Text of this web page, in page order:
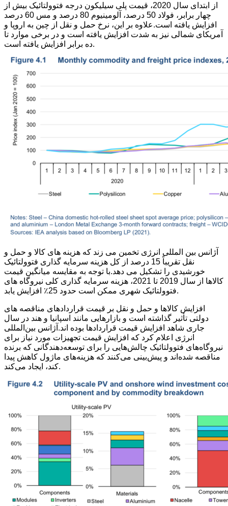
از ابتدای سال 2020، قیمت پلی سیلیکون درجه فتوولتائیک بیش از
چهار برابر، فولاد 50 درصد، آلومینیوم 80 درصد و مس 60 درصد
افزایش یافته است.علاوه بر این، نرخ حمل و نقل از چین به اروپا و
آمریکای شمالی نیز به شدت افزایش یافته است و در برخی موارد تا
ده برابر افزایش یافته است.
آژانس بین المللی انرژی تخمین می زند که هزینه های کالا و حمل و
نقل تقریباً 15 درصد از کل هزینه سرمایه گذاری فتوولتائیک
خورشیدی را تشکیل می دهد.با توجه به مقایسه میانگین قیمت
کالاها از سال 2019 تا 2021، هزینه سرمایه گذاری کلی نیروگاه های
فتوولتائیک شهری ممکن است حدود 25٪ افزایش یابد.
افزایش کالاها و حمل و نقل بر قیمت قراردادهای مناقصه های
دولتی تأثیر گذاشته است و بازارهایی مانند اسپانیا و هند در سال
جاری شاهد افزایش قیمت قراردادها بوده اند.آژانس بین‌المللی
انرژی اعلام کرد که افزایش قیمت تجهیزات مورد نیاز برای
نیروگاه‌های فتوولتائیک چالش‌هایی را برای توسعه‌دهندگانی که برنده
مناقصه شده‌اند و پیش‌بینی می‌کنند که هزینه‌های ماژول کاهش پیدا
کند، ایجاد می‌کند.